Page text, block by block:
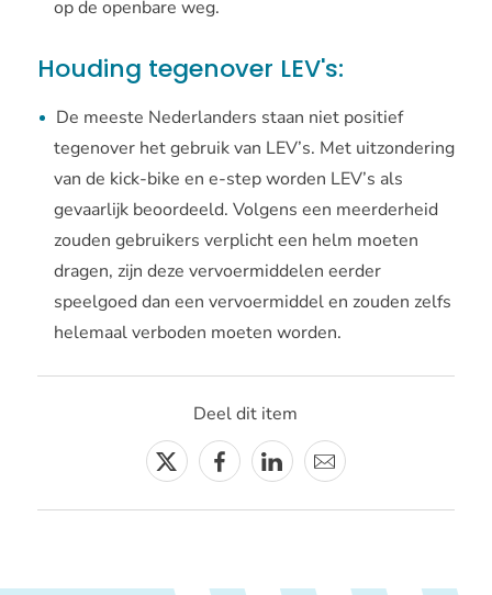
op de openbare weg.
Houding tegenover LEV's:
De meeste Nederlanders staan niet positief
tegenover het gebruik van LEV’s. Met uitzondering
van de kick-bike en e-step worden LEV’s als
gevaarlijk beoordeeld. Volgens een meerderheid
zouden gebruikers verplicht een helm moeten
dragen, zijn deze vervoermiddelen eerder
speelgoed dan een vervoermiddel en zouden zelfs
helemaal verboden moeten worden.
Deel dit item
TwitterFacebookLinkedin
E-